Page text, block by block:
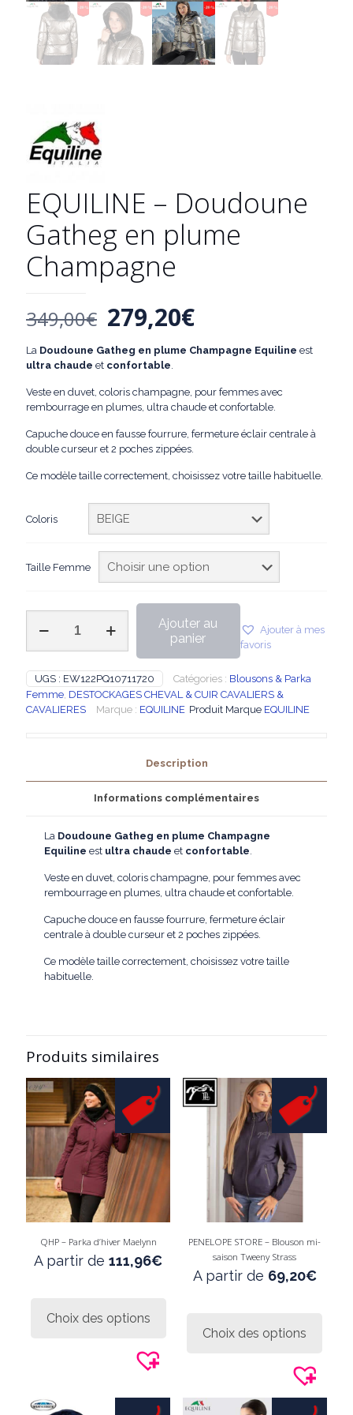
EQUILINE – Doudoune
Gatheg en plume
Champagne
349,00€ Le
prix
initial
était :
349,00€.
279,20€Le
prix
actuel
est :
279,20€.
La Doudoune Gatheg en plume Champagne Equiline est
ultra chaude et confortable.
Veste en duvet, coloris champagne, pour femmes avec
rembourrage en plumes, ultra chaude et confortable.
Capuche douce en fausse fourrure, fermeture éclair centrale à
double curseur et 2 poches zippées.
Ce modèle taille correctement, choisissez votre taille habituelle.
Coloris
Taille Femme
Doudoune
Gatheg
en
Ajouter au
panier
Ajouter à mes
favoris
UGS : EW122PQ10711720 Catégories : Blousons & Parka
Femme, DESTOCKAGES CHEVAL & CUIR CAVALIERS &
CAVALIERES
Marque : EQUILINE Produit Marque EQUILINE
Description
Informations complémentaires
La Doudoune Gatheg en plume Champagne
Equiline est ultra chaude et confortable.
Veste en duvet, coloris champagne, pour femmes avec
rembourrage en plumes, ultra chaude et confortable.
Capuche douce en fausse fourrure, fermeture éclair
centrale à double curseur et 2 poches zippées.
Ce modèle taille correctement, choisissez votre taille
habituelle.
Produits similaires
QHP – Parka d’hiver Maelynn
A partir de111,96€
Choix des options
plusieurs
peuvent
PENELOPE STORE – Blouson mi-
saison Tweeny Strass
A partir de 69,20€
Choix des options